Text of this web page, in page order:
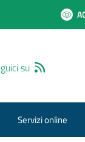
su
Servizi online